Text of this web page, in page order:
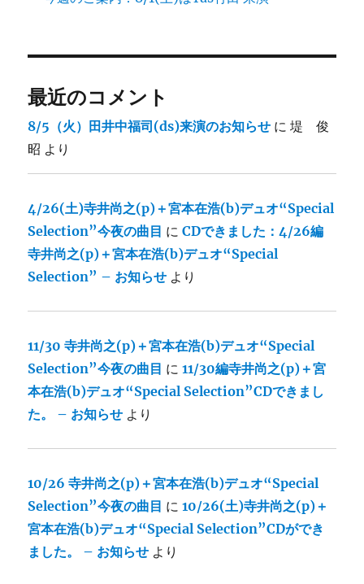
最近のコメント
8/5（火）田井中福司(ds)来演のお知らせ に堤 俊
昭 より
4/26(土)寺井尚之(p)＋宮本在浩(b)デュオ“Special
Selection”今夜の曲目 にCDできました：4/26編
寺井尚之(p)＋宮本在浩(b)デュオ“Special
Selection” – お知らせ より
11/30 寺井尚之(p)＋宮本在浩(b)デュオ“Special
Selection”今夜の曲目 に11/30編寺井尚之(p)＋宮
本在浩(b)デュオ“Special Selection”CDできまし
た。 – お知らせ より
10/26 寺井尚之(p)＋宮本在浩(b)デュオ“Special
Selection”今夜の曲目 に10/26(土)寺井尚之(p)＋
宮本在浩(b)デュオ“Special Selection”CDができ
ました。 – お知らせ より